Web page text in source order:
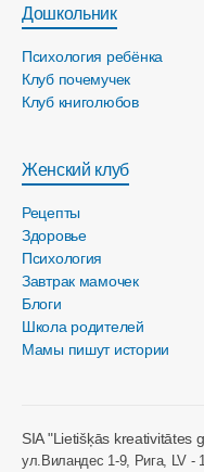
Дошкольник
Психология ребёнка
Клуб почемучек
Клуб книголюбов
Женский клуб
Рецепты
Здоровье
Психология
Завтрак мамочек
Блоги
Школа родителей
Мамы пишут истории
SIA "Lietišķās kreativitātes
ул.Виландес 1-9, Рига, LV -